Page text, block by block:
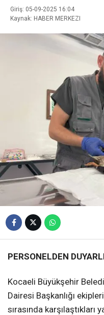
Giriş: 05-09-2025 16:04
Kaynak: HABER MERKEZI
PERSONELDEN
Kocaeli Büyükşehir
Dairesi Başkanlığı
sırasında